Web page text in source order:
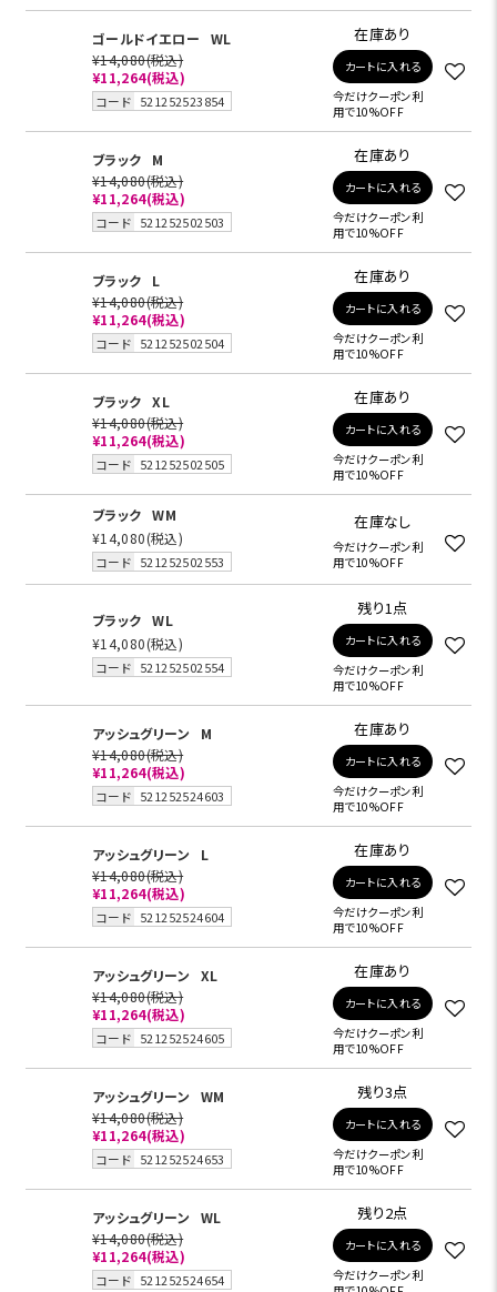
ゴールドイエロー
WL
¥14,080(税込)
¥11,264(税込)
コード 521252523854
在庫あり
カートに入れる
今だけクーポン利
用で10%OFF
ブラック
M
¥14,080(税込)
¥11,264(税込)
コード 521252502503
在庫あり
カートに入れる
今だけクーポン利
用で10%OFF
ブラック
L
¥14,080(税込)
¥11,264(税込)
コード 521252502504
在庫あり
カートに入れる
今だけクーポン利
用で10%OFF
ブラック
XL
¥14,080(税込)
¥11,264(税込)
コード 521252502505
在庫あり
カートに入れる
今だけクーポン利
用で10%OFF
ブラック
WM
¥14,080(税込)
コード 521252502553
在庫なし
今だけクーポン利
用で10%OFF
ブラック
WL
¥14,080(税込)
コード 521252502554
残り1点
カートに入れる
今だけクーポン利
用で10%OFF
アッシュグリーン
M
¥14,080(税込)
¥11,264(税込)
コード 521252524603
在庫あり
カートに入れる
今だけクーポン利
用で10%OFF
アッシュグリーン
L
¥14,080(税込)
¥11,264(税込)
コード 521252524604
在庫あり
カートに入れる
今だけクーポン利
用で10%OFF
アッシュグリーン XL
¥14,080(税込)
¥11,264(税込)
コード 521252524605
在庫あり
カートに入れる
今だけクーポン利
用で10%OFF
アッシュグリーン WM
¥14,080(税込)
¥11,264(税込)
コード 521252524653
残り3点
カートに入れる
今だけクーポン利
用で10%OFF
アッシュグリーン WL
¥14,080(税込)
¥11,264(税込)
コード 521252524654
残り2点
カートに入れる
今だけクーポン利